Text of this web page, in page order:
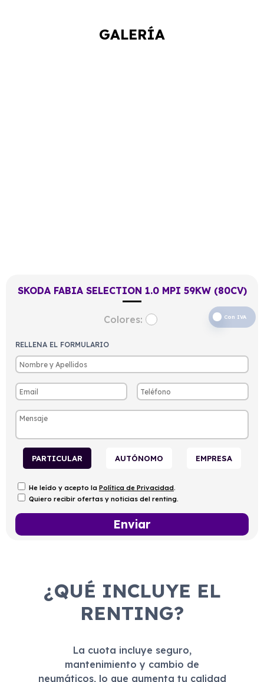
GALERÍA
SKODA FABIA SELECTION 1.0 MPI 59KW (80CV)
Con IVA
Colores:
RELLENA EL FORMULARIO
PARTICULAR AUTÓNOMO EMPRESA
He leído y acepto la Política de Privacidad.
Quiero recibir ofertas y noticias del renting.
¿QUÉ INCLUYE EL
RENTING?
La cuota incluye seguro,
mantenimiento y cambio de
neumáticos, lo que aumenta tu calidad